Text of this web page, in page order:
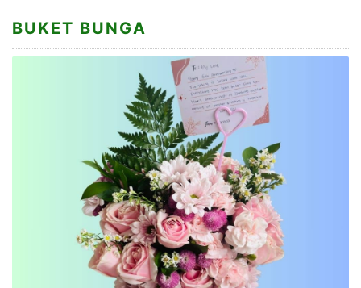
BUKET BUNGA